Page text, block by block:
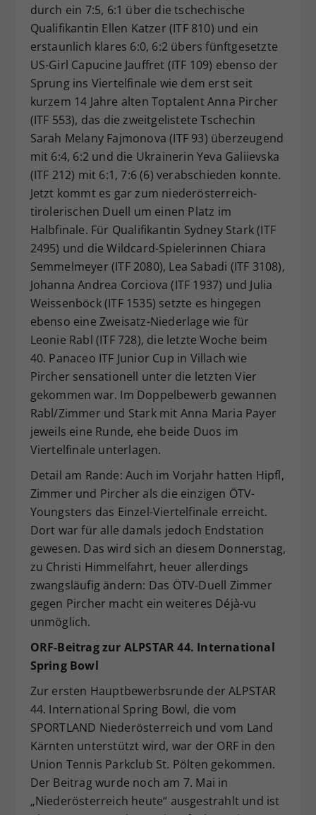
durch ein 7:5, 6:1 über die tschechische
Qualifikantin Ellen Katzer (ITF 810) und ein
erstaunlich klares 6:0, 6:2 übers fünftgesetzte
US-Girl Capucine Jauffret (ITF 109) ebenso der
Sprung ins Viertelfinale wie dem erst seit
kurzem 14 Jahre alten Toptalent Anna Pircher
(ITF 553), das die zweitgelistete Tschechin
Sarah Melany Fajmonova (ITF 93) überzeugend
mit 6:4, 6:2 und die Ukrainerin Yeva Galiievska
(ITF 212) mit 6:1, 7:6 (6) verabschieden konnte.
Jetzt kommt es gar zum niederösterreich-
tirolerischen Duell um einen Platz im
Halbfinale. Für Qualifikantin Sydney Stark (ITF
2495) und die Wildcard-Spielerinnen Chiara
Semmelmeyer (ITF 2080), Lea Sabadi (ITF 3108),
Johanna Andrea Corciova (ITF 1937) und Julia
Weissenböck (ITF 1535) setzte es hingegen
ebenso eine Zweisatz-Niederlage wie für
Leonie Rabl (ITF 728), die letzte Woche beim
40. Panaceo ITF Junior Cup in Villach wie
Pircher sensationell unter die letzten Vier
gekommen war. Im Doppelbewerb gewannen
Rabl/Zimmer und Stark mit Anna Maria Payer
jeweils eine Runde, ehe beide Duos im
Viertelfinale unterlagen.
Detail am Rande: Auch im Vorjahr hatten Hipfl,
Zimmer und Pircher als die einzigen ÖTV-
Youngsters das Einzel-Viertelfinale erreicht.
Dort war für alle damals jedoch Endstation
gewesen. Das wird sich an diesem Donnerstag,
zu Christi Himmelfahrt, heuer allerdings
zwangsläufig ändern: Das ÖTV-Duell Zimmer
gegen Pircher macht ein weiteres Déjà-vu
unmöglich.
ORF-Beitrag zur ALPSTAR 44. International
Spring Bowl
Zur ersten Hauptbewerbsrunde der ALPSTAR
44. International Spring Bowl, die vom
SPORTLAND Niederösterreich und vom Land
Kärnten unterstützt wird, war der ORF in den
Union Tennis Parkclub St. Pölten gekommen.
Der Beitrag wurde noch am 7. Mai in
„Niederösterreich heute“ ausgestrahlt und ist